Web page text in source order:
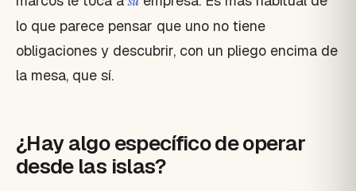
lo que parece pensar que uno no tiene
obligaciones y descubrir, con un pliego encima de
la mesa, que sí.
¿Hay algo específico de operar
desde las islas?